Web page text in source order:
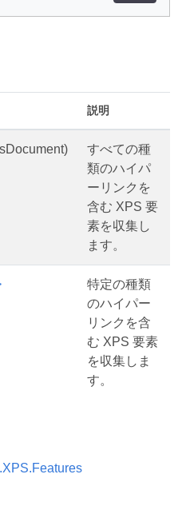
説明
すべての種
類のハイパ
ーリンクを
含む XPS 要
素を収集し
ます。
特定の種類
のハイパー
リンクを含
む XPS 要素
を収集しま
す。